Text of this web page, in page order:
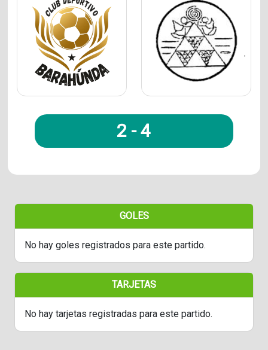
2 -4
GOLES
No hay goles registrados para este partido.
TARJETAS
No hay tarjetas registradas para este partido.